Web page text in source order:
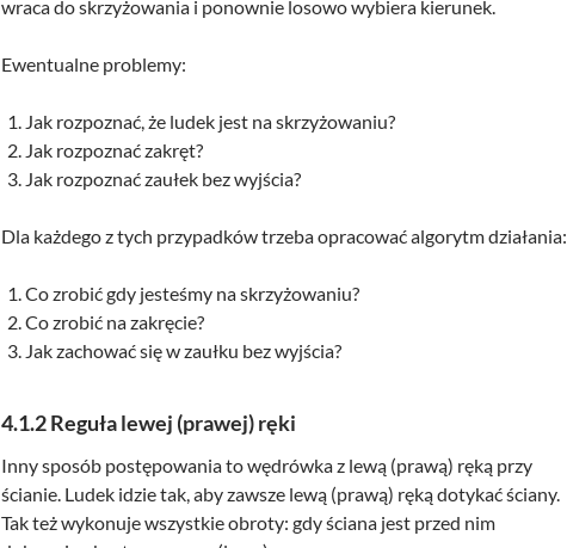
wraca do skrzyżowania i ponownie losowo wybiera kierunek.
Ewentualne problemy:
Jak rozpoznać, że ludek jest na skrzyżowaniu?
Jak rozpoznać zakręt?
Jak rozpoznać zaułek bez wyjścia?
Dla każdego z tych przypadków trzeba opracować algorytm działania:
Co zrobić gdy jesteśmy na skrzyżowaniu?
Co zrobić na zakręcie?
Jak zachować się w zaułku bez wyjścia?
4.1.2Reguła lewej (prawej) ręki
Inny sposób postępowania to wędrówka z lewą (prawą) ręką przy
ścianie. Ludek idzie tak, aby zawsze lewą (prawą) ręką dotykać ściany.
Tak też wykonuje wszystkie obroty: gdy ściana jest przed nim